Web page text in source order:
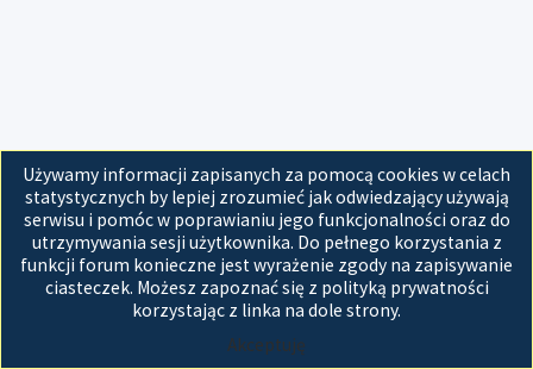
Używamy informacji zapisanych za pomocą cookies w celach
statystycznych by lepiej zrozumieć jak odwiedzający używają
serwisu i pomóc w poprawianiu jego funkcjonalności oraz do
utrzymywania sesji użytkownika. Do pełnego korzystania z
funkcji forum konieczne jest wyrażenie zgody na zapisywanie
ciasteczek. Możesz zapoznać się z polityką prywatności
korzystając z linka na dole strony.
Akceptuję